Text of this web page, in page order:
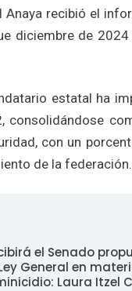
recibió el
diciembre de
estatal ha
con un
de la federación.
el Senado
General en
Laura Itzel